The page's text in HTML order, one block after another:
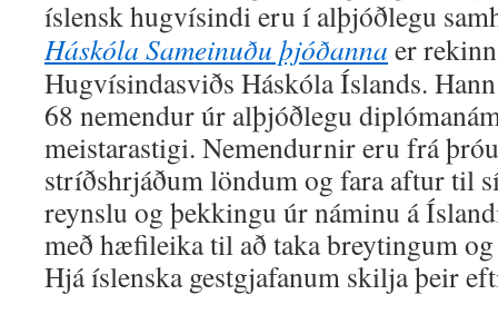
íslensk hugvísindi eru í alþjóðlegu
Háskóla Sameinuðu þjóðanna er
Hugvísindasviðs Háskóla Íslands.
68 nemendur úr alþjóðlegu
meistarastigi. Nemendurnir eru frá
stríðshrjáðum löndum og fara aftur til
reynslu og þekkingu úr náminu á
með hæfileika til að taka breytingum
Hjá íslenska gestgjafanum skilja þeir